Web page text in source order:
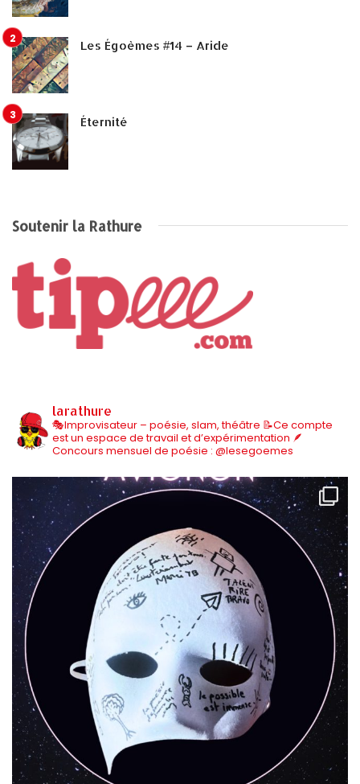
Les Égoèmes #14 – Aride
Éternité
Soutenir la Rathure
larathure
🎭Improvisateur – poésie, slam, théâtre 📝Ce compte
est un espace de travail et d’expérimentation 🪶
Concours mensuel de poésie : @lesegoemes